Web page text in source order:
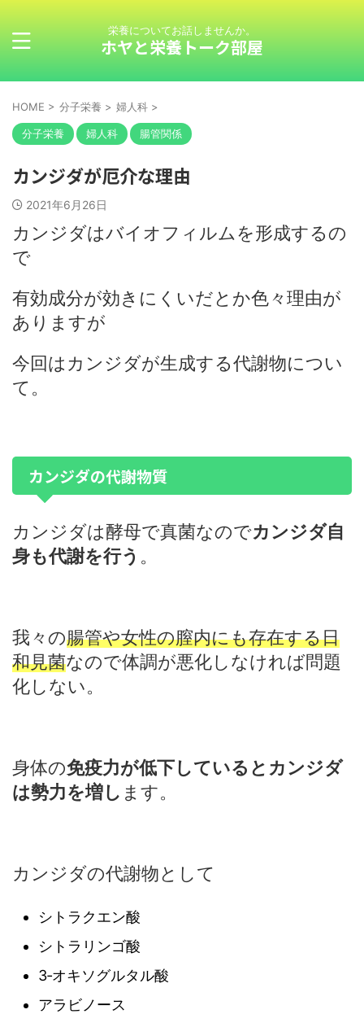
栄養についてお話しませんか。
ホヤと栄養トーク部屋
HOME > 分子栄養 > 婦人科 >
分子栄養 婦人科 腸管関係
カンジダが厄介な理由
2021年6月26日
カンジダはバイオフィルムを形成するの
で
有効成分が効きにくいだとか色々理由が
ありますが
今回はカンジダが生成する代謝物につい
て。
カンジダの代謝物質
カンジダは酵母で真菌なのでカンジダ自
身も代謝を行う 。
我々の腸管や女性の膣内にも存在する日
和見菌なので体調が悪化しなければ問題
化しない。
身体の免疫力が低下しているとカンジダ
は勢力を増し ます。
カンジダの代謝物として
シトラクエン酸
シトラリンゴ酸
3‐オキソグルタル酸
アラビノース